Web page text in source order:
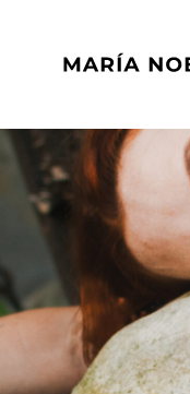
INICIO
PORTAFOLIO
ACERCA DE MI
CONTACTO
EN